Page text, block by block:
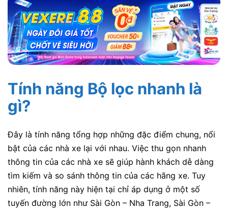
Tính năng Bộ lọc nhanh là
gì?
Đây là tính năng tổng hợp những đặc điểm chung, nổi
bật của các nhà xe lại với nhau. Việc thu gọn nhanh
thông tin của các nhà xe sẽ giúp hành khách dễ dàng
tìm kiếm và so sánh thông tin của các hãng xe. Tuy
nhiên, tính năng này hiện tại chỉ áp dụng ở một số
tuyến đường lớn như Sài Gòn – Nha Trang, Sài Gòn –